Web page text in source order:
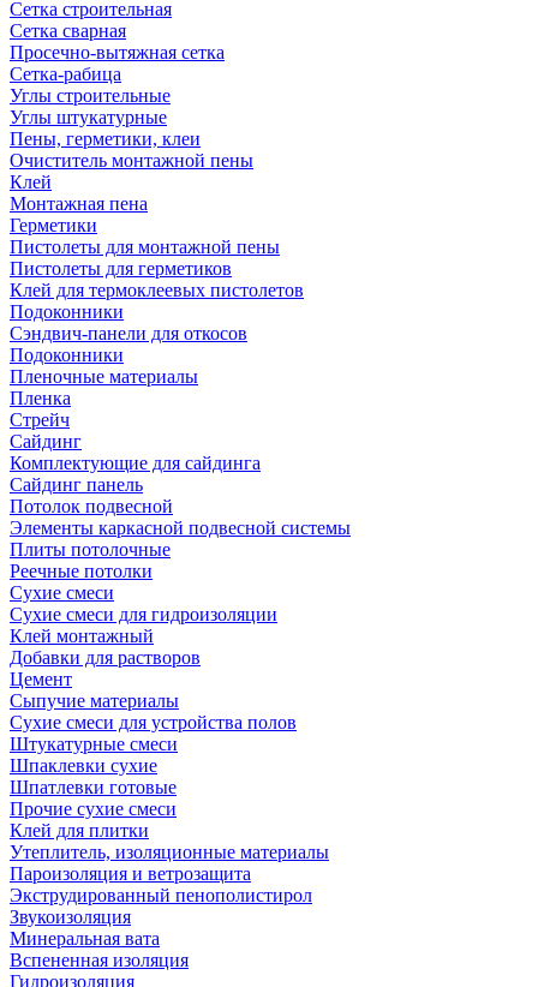
Сетка строительная
Сетка сварная
Просечно-вытяжная сетка
Сетка-рабица
Углы строительные
Углы штукатурные
Пены, герметики, клеи
Очиститель монтажной пены
Клей
Монтажная пена
Герметики
Пистолеты для монтажной пены
Пистолеты для герметиков
Клей для термоклеевых пистолетов
Подоконники
Сэндвич-панели для откосов
Подоконники
Пленочные материалы
Пленка
Стрейч
Сайдинг
Комплектующие для сайдинга
Сайдинг панель
Потолок подвесной
Элементы каркасной подвесной системы
Плиты потолочные
Реечные потолки
Сухие смеси
Сухие смеси для гидроизоляции
Клей монтажный
Добавки для растворов
Цемент
Сыпучие материалы
Сухие смеси для устройства полов
Штукатурные смеси
Шпаклевки сухие
Шпатлевки готовые
Прочие сухие смеси
Клей для плитки
Утеплитель, изоляционные материалы
Пароизоляция и ветрозащита
Экструдированный пенополистирол
Звукоизоляция
Минеральная вата
Вспененная изоляция
Гидроизоляция